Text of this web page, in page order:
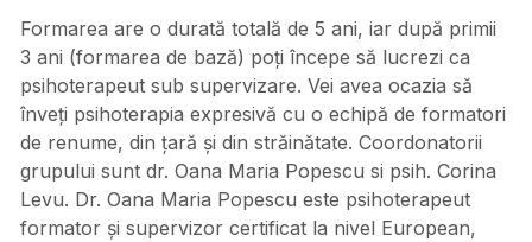
Formarea are o durată totală de 5 ani, iar după primii
3 ani (formarea de bază) poți începe să lucrezi ca
psihoterapeut sub supervizare. Vei avea ocazia să
înveți psihoterapia expresivă cu o echipă de formatori
de renume, din țară și din străinătate. Coordonatorii
grupului sunt dr. Oana Maria Popescu si psih. Corina
Levu. Dr. Oana Maria Popescu este psihoterapeut
formator și supervizor certificat la nivel European,